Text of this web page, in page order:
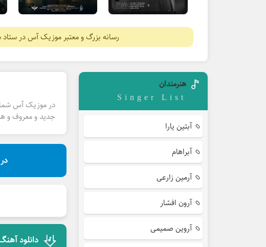
رسانه بزرگ و معتبر موزیک آس در
در موزیک آس شما
جدید و معروف و
دانلود
هنرمندان
Singer List
آبتین یارا
آبراهام
آرمین زارعی
آرون افشار
آروین صمیمی